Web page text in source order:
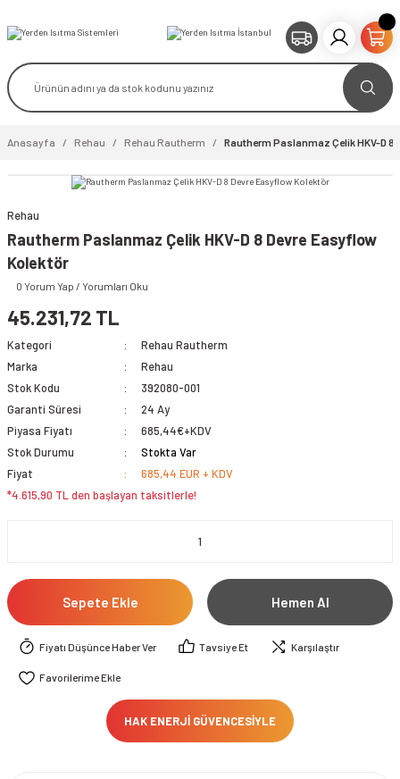
Anasayfa Rehau Rehau Rautherm Rautherm Paslanmaz Çelik HKV-D 8
video izle
Rehau
Rautherm Paslanmaz Çelik HKV-D 8 Devre Easyflow
Kolektör
0 Yorum Yap / Yorumları Oku
45.231,72 TL
Kategori
Rehau Rautherm
Marka
Rehau
Stok Kodu
392080-001
Garanti Süresi
24 Ay
Piyasa Fiyatı
685,44€+KDV
Stok Durumu
Stokta Var
Fiyat
685,44 EUR + KDV
*4.615,90 TL den başlayan taksitlerle!
Sepete Ekle Hemen Al
Fiyatı Düşünce Haber Ver Tavsiye Et Karşılaştır
HAK ENERJİ GÜVENCESİYLE